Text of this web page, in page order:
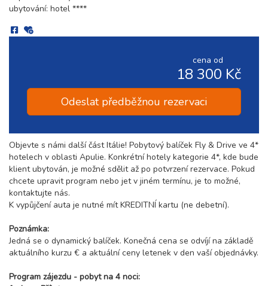
ubytování: hotel ****
cena od
18 300 Kč
Odeslat předběžnou rezervaci
Objevte s námi další část Itálie! Pobytový balíček Fly & Drive ve 4*
hotelech v oblasti Apulie. Konkrétní hotely kategorie 4*, kde bude
klient ubytován, je možné sdělit až po potvrzení rezervace. Pokud
chcete upravit program nebo jet v jiném termínu, je to možné,
kontaktujte nás.
K vypůjčení auta je nutné mít KREDITNÍ kartu (ne debetní).
Poznámka:
Jedná se o dynamický balíček. Konečná cena se odvíjí na základě
aktuálního kurzu € a aktuální ceny letenek v den vaší objednávky.
Program zájezdu - pobyt na 4 noci: